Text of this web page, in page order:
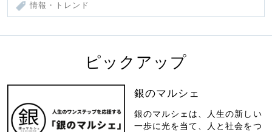
情報・トレンド
ピックアップ
銀のマルシェ
銀のマルシェは、人生の新しい
一歩に光を当て、人と社会をつ